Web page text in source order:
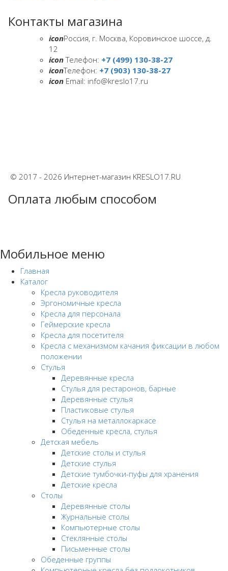
Контакты магазина
iconРоссия, г. Москва, Коровинское шоссе, д.
12
iconТелефон: +7 (499) 130-38-27
iconТелефон: +7 (903) 130-38-27
icon Email: info@kreslo17.ru
© 2017 - 2026 Интернет-магазин KRESLO17.RU
Оплата любым способом
Мобильное меню
Главная
Каталог
Кресла руководителя
Эргономичные кресла
Кресла для персонала
Геймерские кресла
Кресла для посетителя
Кресла с механизмом качания фиксации в любом
положении
Стулья
Деревянные кресла
Стулья для рестаронов, барные
Деревянные стулья
Пластиковые стулья
Стулья на металлокаркасе
Обеденные кресла, стулья
Детская мебель
Детские столы и стулья
Детские стулья
Детские тумбочки-пуфы для хранения
Детские кресла
Столы
Деревянные столы
Журнальные столы
Компьютерные столы
Стеклянные столы
Письменные столы
Обеденные группы